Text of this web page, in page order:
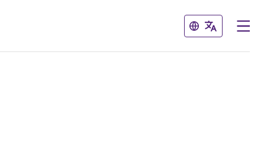
Sluiten
Sluiten